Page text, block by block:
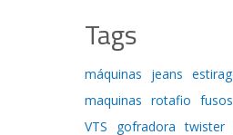
Tags
máquinas jeans
maquinas rotafio fusos
VTS
gofradora twister